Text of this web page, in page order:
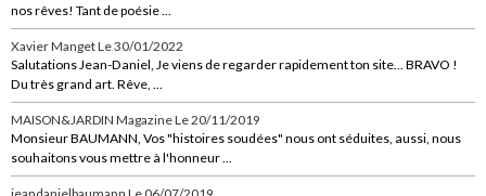
nos rêves! Tant de poésie ...
Xavier MangetLe 30/01/2022
Salutations Jean-Daniel, Je viens de regarder rapidement ton site... BRAVO !
Du très grand art. Rêve, ...
MAISON&JARDIN MagazineLe 20/11/2019
Monsieur BAUMANN, Vos "histoires soudées" nous ont séduites, aussi, nous
souhaitons vous mettre à l'honneur ...